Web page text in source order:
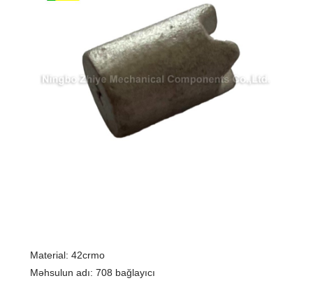
Material: 42crmo
Məhsulun adı: 708 bağlayıcı